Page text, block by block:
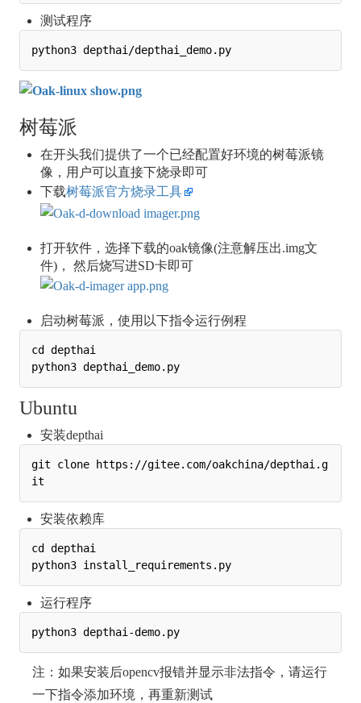
测试程序
树莓派
在开头我们提供了一个已经配置好环境的树莓派镜
像，用户可以直接下烧录即可
下载树莓派官方烧录工具
打开软件，选择下载的oak镜像(注意解压出.img文
件)， 然后烧写进SD卡即可
启动树莓派，使用以下指令运行例程
cd depthai
Ubuntu
安装depthai
git clone https://gitee.com/oakchina/depthai.g
安装依赖库
cd depthai
运行程序
注：如果安装后opencv报错并显示非法指令，请运行
一下指令添加环境，再重新测试